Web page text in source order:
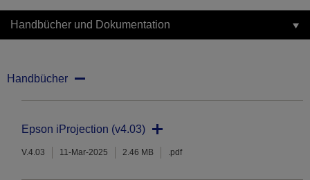
Handbücher und Dokumentation
Handbücher
Epson iProjection (v4.03)
V.4.03 11-Mar-2025 2.46 MB .pdf